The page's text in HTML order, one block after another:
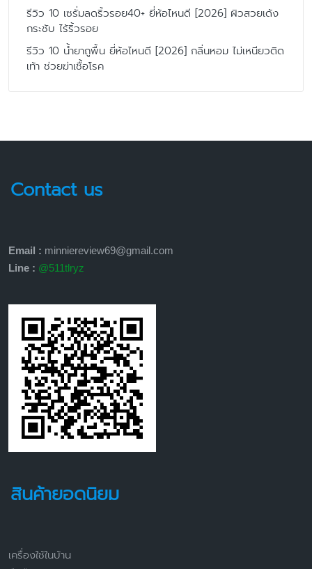
รีวิว 10 เซรั่มลดริ้วรอย40+ ยี่ห้อไหนดี [2026] ผิวสวยเด้ง
กระชับ ไร้ริ้วรอย
รีวิว 10 น้ำยาถูพื้น ยี่ห้อไหนดี [2026] กลิ่นหอม ไม่เหนียวติด
เท้า ช่วยฆ่าเชื้อโรค
Contact us
Email : minniereview69@gmail.com
Line : @511tlryz
สินค้ายอดนิยม
เครื่องใช้ในบ้าน